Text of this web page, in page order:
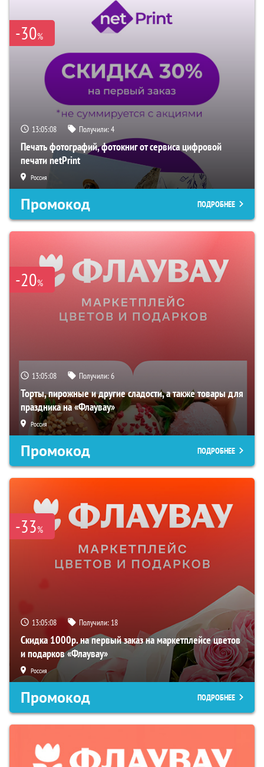
-30%
13:05:07 Получили:4
Печать фотографий, фотокниг от сервиса цифровой
печати netPrint
Россия
Промокод ПОДРОБНЕЕ
-20%
13:05:07 Получили:6
Торты, пирожные и другие сладости, а также товары для
праздника на «Флаувау»
Россия
Промокод ПОДРОБНЕЕ
-33%
13:05:07 Получили: 18
Скидка 1000р. на первый заказ на маркетплейсе цветов
и подарков «Флаувау»
Россия
Промокод ПОДРОБНЕЕ